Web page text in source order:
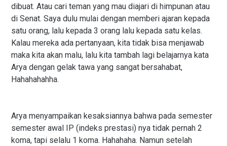
dibuat. Atau cari teman yang mau diajari di himpunan atau
di Senat. Saya dulu mulai dengan memberi ajaran kepada
satu orang, lalu kepada 3 orang lalu kepada satu kelas.
Kalau mereka ada pertanyaan, kita tidak bisa menjawab
maka kita akan malu, lalu kita tambah lagi belajarnya kata
Arya dengan gelak tawa yang sangat bersahabat,
Hahahahahha.
Arya menyampaikan kesaksiannya bahwa pada semester
semester awal IP (indeks prestasi) nya tidak pernah 2
koma, tapi selalu 1 koma. Hahahaha. Namun setelah